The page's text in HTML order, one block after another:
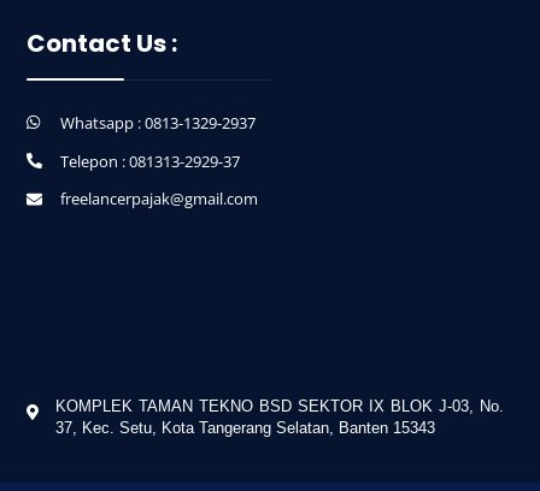
Contact Us :
Whatsapp : 0813-1329-2937
Telepon : 081313-2929-37
freelancerpajak@gmail.com
KOMPLEK TAMAN TEKNO BSD SEKTOR IX BLOK J-03, No.
37, Kec. Setu, Kota Tangerang Selatan, Banten 15343